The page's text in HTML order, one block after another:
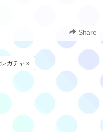
Share
レガチャ »